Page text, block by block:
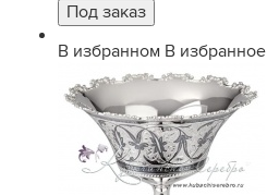
В избранном В избранное